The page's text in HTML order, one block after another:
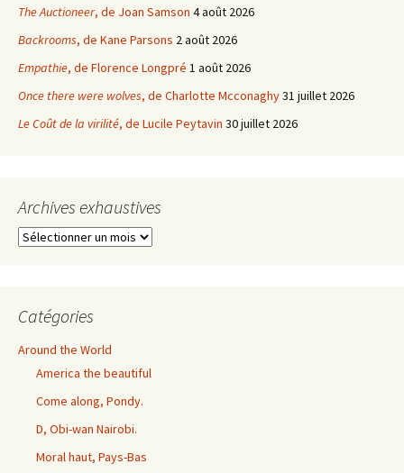
The Auctioneer, de Joan Samson 4 août 2026
Backrooms, de Kane Parsons 2 août 2026
Empathie, de Florence Longpré 1 août 2026
Once there were wolves, de Charlotte Mcconaghy31 juillet 2026
Le Coût de la virilité, de Lucile Peytavin 30 juillet 2026
Archives exhaustives
Archives
Catégories
Around the World
America the beautiful
Come along, Pondy.
D, Obi-wan Nairobi.
Moral haut, Pays-Bas